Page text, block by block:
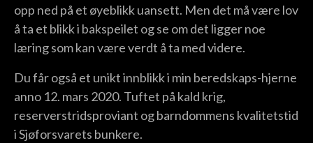
opp ned på et øyeblikk uansett. Men det må være lov
å ta et blikk i bakspeilet og se om det ligger noe
læring som kan være verdt å ta med videre.
Du får også et unikt innblikk i min beredskaps-hjerne
anno 12. mars 2020. Tuftet på kald krig,
reserverstridsproviant og barndommens kvalitetstid
i Sjøforsvarets bunkere.